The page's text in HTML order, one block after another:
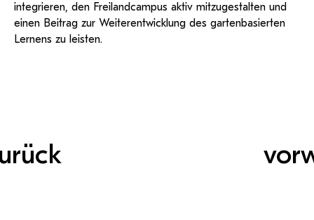
integrieren, den Freilandcampus aktiv mitzugestalten und
einen Beitrag zur Weiterentwicklung des gartenbasierten
Lernens zu leisten.